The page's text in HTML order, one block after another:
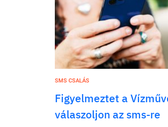
SMS CSALÁS
Figyelmeztet a
válaszoljon az sms-re